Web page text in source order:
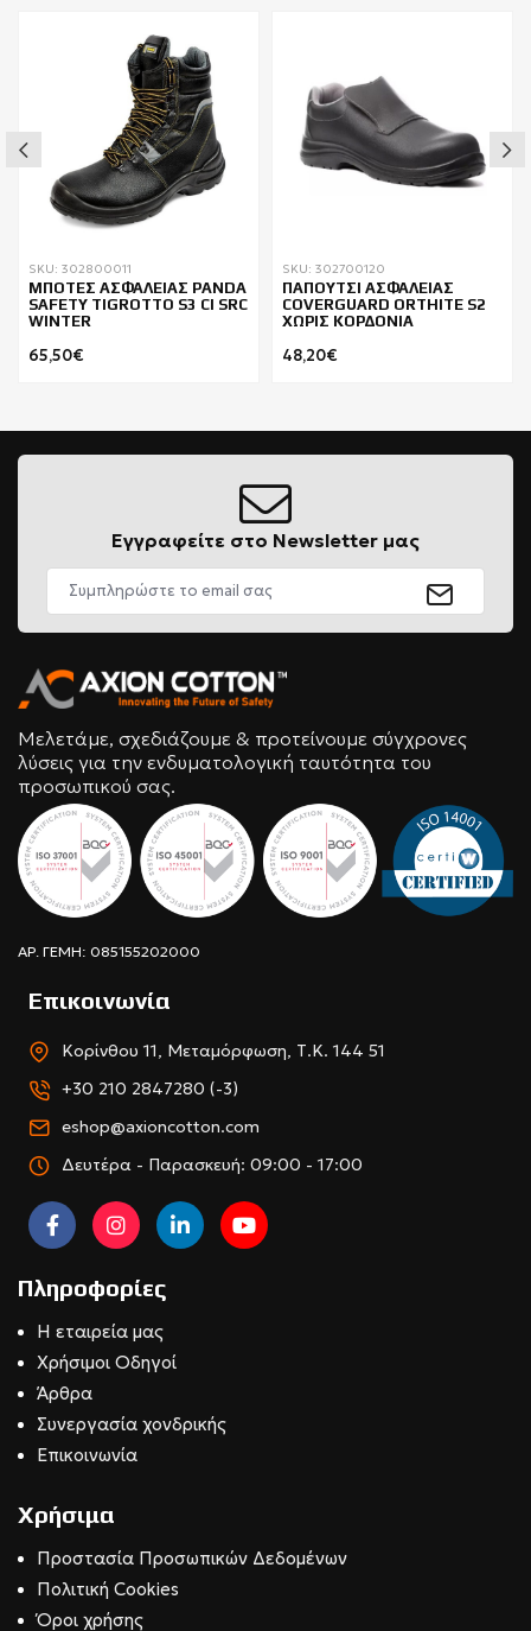
SKU: 302800011
ΜΠΟΤΕΣ ΑΣΦΑΛΕΙΑΣ PANDA
SAFETY TIGROTTO S3 CI SRC
WINTER
65,50€
SKU: 302700120
ΠΑΠΟΥΤΣΙ ΑΣΦΑΛΕΙΑΣ
COVERGUARD ORTHITE S2
ΧΩΡΙΣ ΚΟΡΔΟΝΙΑ
48,20€
Εγγραφείτε στο Newsletter μας
Μελετάμε, σχεδιάζουμε & προτείνουμε σύγχρονες
λύσεις για την ενδυματολογική ταυτότητα του
προσωπικού σας.
ΑΡ. ΓΕΜΗ: 085155202000
Επικοινωνία
Κορίνθου 11, Μεταμόρφωση, Τ.Κ. 144 51
+30 210 2847280 (-3)
eshop@axioncotton.com
Δευτέρα - Παρασκευή: 09:00 - 17:00
Πληροφορίες
Η εταιρεία μας
Χρήσιμοι Οδηγοί
Άρθρα
Συνεργασία χονδρικής
Επικοινωνία
Χρήσιμα
Προστασία Προσωπικών Δεδομένων
Πολιτική Cookies
Όροι χρήσης